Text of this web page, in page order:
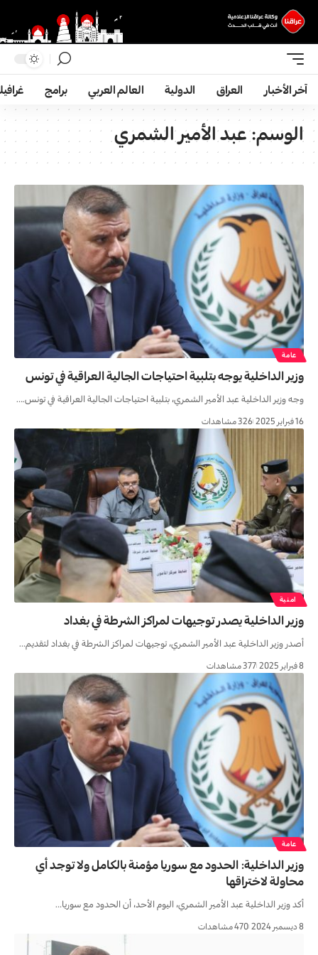
آخر الأخبار العراق الدولية العالم العربي برامج
الوسم:عبد الأمير الشمري
عامة
وزير الداخلية يوجه بتلبية احتياجات الجالية العراقية في تونس
وجه وزير الداخلية عبد الأمير الشمري، بتلبية احتياجات الجالية العراقية في تونس.…
16 فبراير 2025 326 مشاهدات
امنية
وزير الداخلية يصدر توجيهات لمراكز الشرطة في بغداد
أصدر وزير الداخلية عبد الأمير الشمري، توجيهات لمراكز الشرطة في بغداد لتقديم…
8 فبراير 2025 377 مشاهدات
عامة
وزير الداخلية: الحدود مع سوريا مؤمنة بالكامل ولا توجد أي
محاولة لاختراقها
أكد وزير الداخلية عبد الأمير الشمري، اليوم الأحد، أن الحدود مع سوريا…
8 ديسمبر 2024 470 مشاهدات